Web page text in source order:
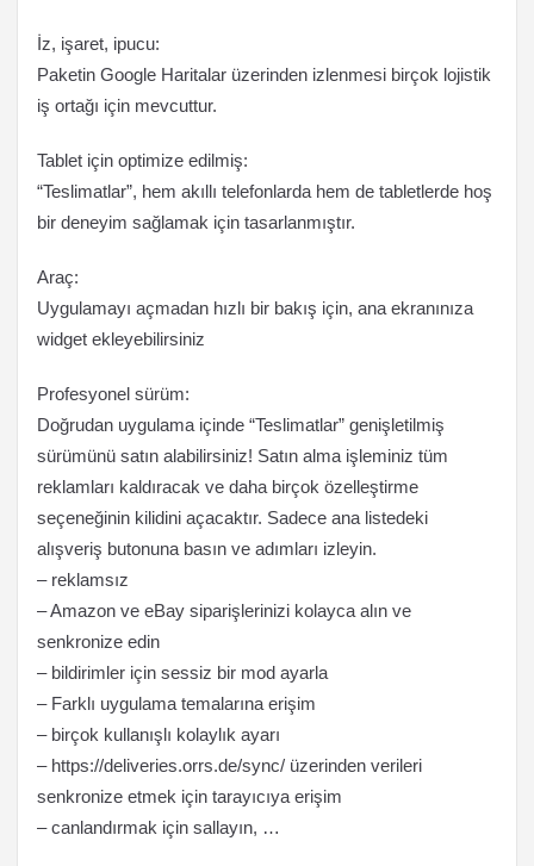
İz, işaret, ipucu:
Paketin Google Haritalar üzerinden izlenmesi birçok lojistik
iş ortağı için mevcuttur.
Tablet için optimize edilmiş:
“Teslimatlar”, hem akıllı telefonlarda hem de tabletlerde hoş
bir deneyim sağlamak için tasarlanmıştır.
Araç:
Uygulamayı açmadan hızlı bir bakış için, ana ekranınıza
widget ekleyebilirsiniz
Profesyonel sürüm:
Doğrudan uygulama içinde “Teslimatlar” genişletilmiş
sürümünü satın alabilirsiniz! Satın alma işleminiz tüm
reklamları kaldıracak ve daha birçok özelleştirme
seçeneğinin kilidini açacaktır. Sadece ana listedeki
alışveriş butonuna basın ve adımları izleyin.
– reklamsız
– Amazon ve eBay siparişlerinizi kolayca alın ve
senkronize edin
– bildirimler için sessiz bir mod ayarla
– Farklı uygulama temalarına erişim
– birçok kullanışlı kolaylık ayarı
– https://deliveries.orrs.de/sync/ üzerinden verileri
senkronize etmek için tarayıcıya erişim
– canlandırmak için sallayın, …